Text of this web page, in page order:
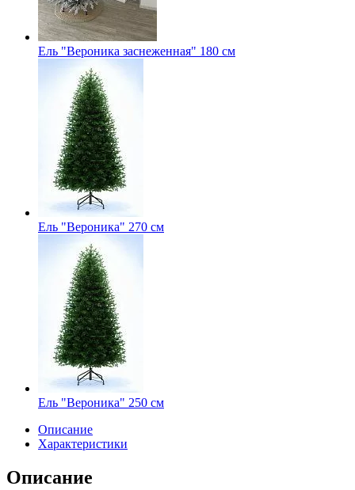
Ель "Вероника заснеженная" 180 см
Ель "Вероника" 270 см
Ель "Вероника" 250 см
Описание
Характеристики
Описание